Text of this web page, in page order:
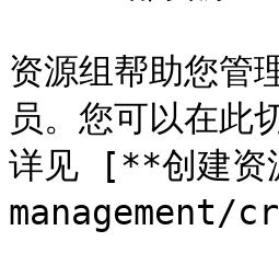
资源组帮助您管
员。您可以在此
详见 [**创建
management/